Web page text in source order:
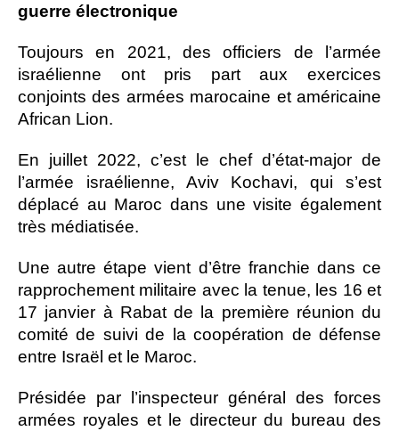
guerre électronique
Toujours en 2021, des officiers de l’armée
israélienne ont pris part aux exercices
conjoints des armées marocaine et américaine
African Lion.
En juillet 2022, c’est le chef d’état-major de
l’armée israélienne, Aviv Kochavi, qui s’est
déplacé au Maroc dans une visite également
très médiatisée.
Une autre étape vient d’être franchie dans ce
rapprochement militaire avec la tenue, les 16 et
17 janvier à Rabat de la première réunion du
comité de suivi de la coopération de défense
entre Israël et le Maroc.
Présidée par l’inspecteur général des forces
armées royales et le directeur du bureau des